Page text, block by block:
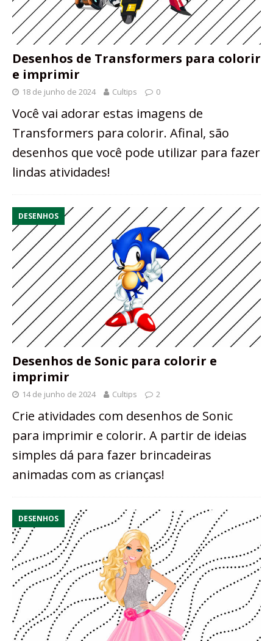
Desenhos de Transformers para colorir
e imprimir
18 de junho de 2024 Cultips 0
Você vai adorar estas imagens de
Transformers para colorir. Afinal, são
desenhos que você pode utilizar para fazer
lindas atividades!
DESENHOS
Desenhos de Sonic para colorir e
imprimir
14 de junho de 2024 Cultips 2
Crie atividades com desenhos de Sonic
para imprimir e colorir. A partir de ideias
simples dá para fazer brincadeiras
animadas com as crianças!
DESENHOS